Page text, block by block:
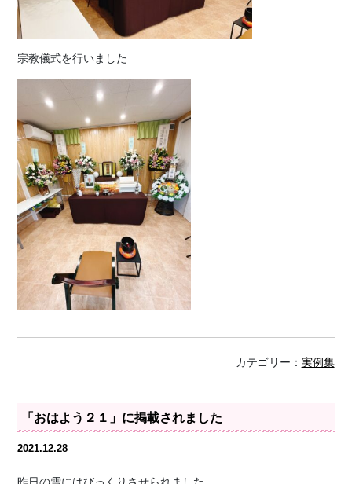
宗教儀式を行いました
カテゴリー： 実例集
「おはよう２１」に掲載されました
2021.12.28